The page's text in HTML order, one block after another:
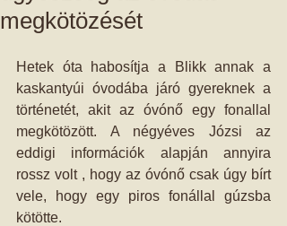
megkötözését
Hetek óta habosítja a Blikk annak a
kaskantyúi óvodába járó gyereknek a
történetét, akit az óvónő egy fonallal
megkötözött. A négyéves Józsi az
eddigi információk alapján annyira
rossz volt , hogy az óvónő csak úgy bírt
vele, hogy egy piros fonállal gúzsba
kötötte.